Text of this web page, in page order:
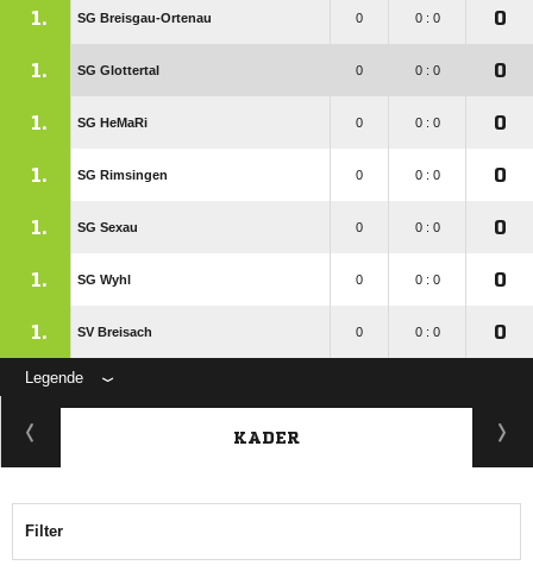
1. SG Breisgau-Ortenau 0 0 : 0 0
1. SG Glottertal 0 0 : 0 0
1. SG HeMaRi 0 0 : 0 0
1. SG Rimsingen 0 0 : 0 0
1. SG Sexau 0 0 : 0 0
1. SG Wyhl 0 0 : 0 0
1. SV Breisach 0 0 : 0 0
Legende
KADER
Filter